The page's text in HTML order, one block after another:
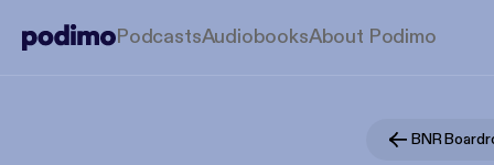
PodcastsAudiobooksAbout Podimo
BNR